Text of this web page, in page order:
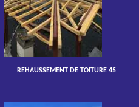
REHAUSSEMENT DE TOITURE 45